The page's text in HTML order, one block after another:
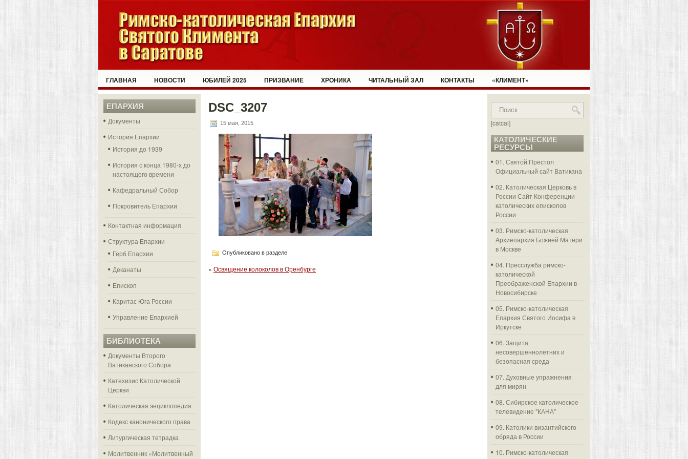
ГЛАВНАЯ НОВОСТИ ЮБИЛЕЙ 2025 ПРИЗВАНИЕ ХРОНИКА ЧИТАЛЬНЫЙ ЗАЛ КОНТАКТЫ «КЛИМЕНТ»
ЕПАРХИЯ
Документы
История Епархии
История до 1939
История с конца 1980-х до
настоящего времени
Кафедральный Собор
Покровитель Епархии
Контактная информация
Структура Епархии
Герб Епархии
Деканаты
Епископ
Каритас Юга России
Управление Епархией
БИБЛИОТЕКА
Документы Второго
Ватиканского Собора
Катехизис Католической
Церкви
Католическая энциклопедия
Кодекс канонического права
Литургическая тетрадка
Молитвенник «Молитвенный
DSC_3207
15 мая, 2015
Опубликовано в разделе
« Освящение колоколов в Оренбурге
[catcal]
КАТОЛИЧЕСКИЕ
РЕСУРСЫ
01. Святой Престол
Официальный сайт Ватикана
02. Католическая Церковь в
России Сайт Конференции
католических епископов
России
03. Римско-католическая
Архиепархия Божией Матери
в Москве
04. Пресслужба римско-
католической
Преображенской Епархии в
Новосибирске
05. Римско-католическая
Епархия Святого Иосифа в
Иркутске
06. Защита
несовершеннолетних и
безопасная среда
07. Духовные упражнения
для мирян
08. Сибирское католическое
телевидение "КАНА"
09. Католики византийского
обряда в России
10. Римско-католическая